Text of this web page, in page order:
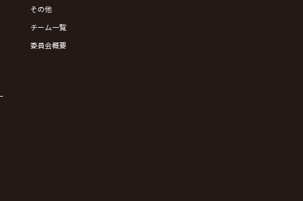
その他
チーム一覧
委員会概要